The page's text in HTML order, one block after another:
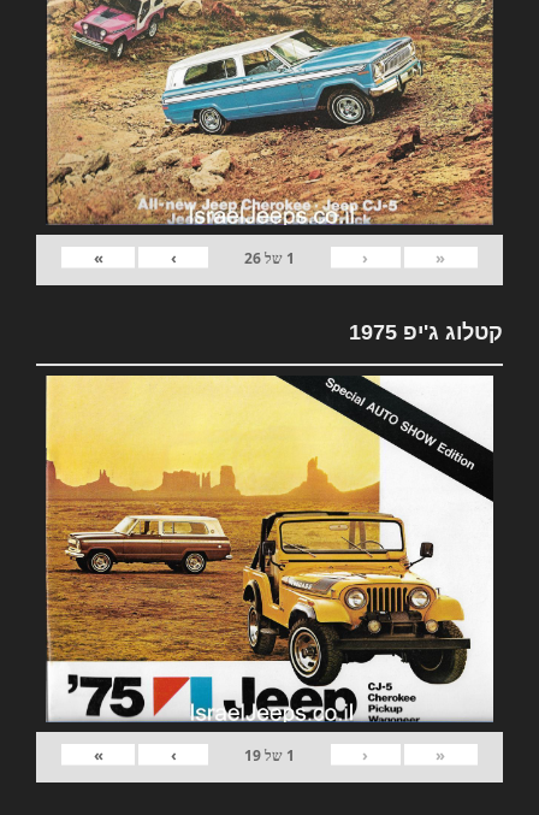
«
‹
1 של26
›
»
קטלוג ג'יפ 1975
«
‹
1 של19
›
»